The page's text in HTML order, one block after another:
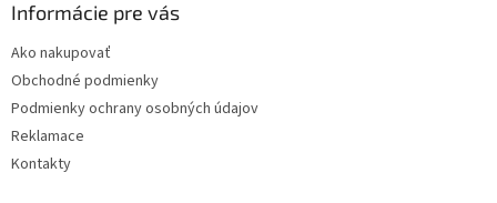
Informácie pre vás
Ako nakupovať
Obchodné podmienky
Podmienky ochrany osobných údajov
Reklamace
Kontakty